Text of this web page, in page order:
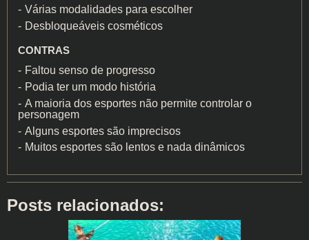
Várias modalidades para escolher
Desbloqueáveis cosméticos
CONTRAS
Faltou senso de progresso
Podia ter um modo história
A maioria dos esportes não permite controlar o
personagem
Alguns esportes são imprecisos
Muitos esportes são lentos e nada dinâmicos
Posts relacionados: